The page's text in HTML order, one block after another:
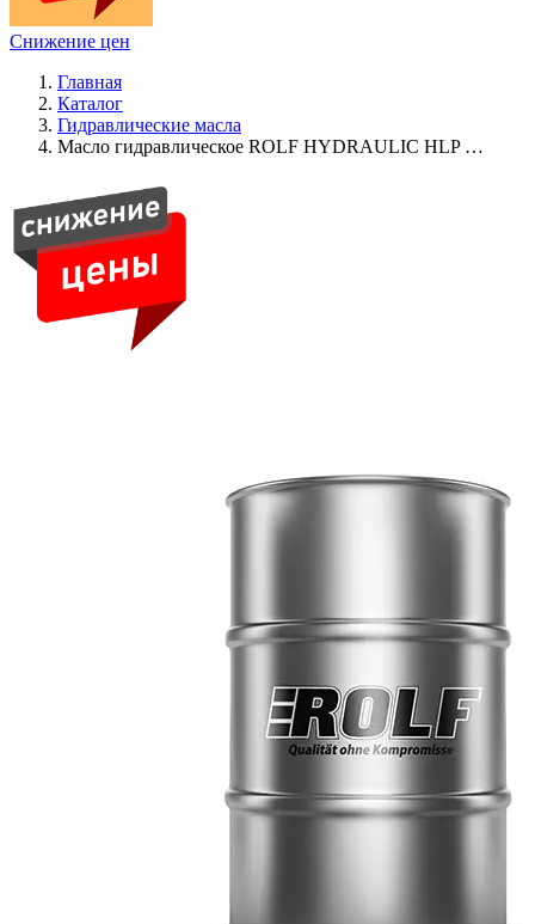
Снижение цен
Главная
Каталог
Гидравлические масла
Масло гидравлическое ROLF HYDRAULIC HLP …